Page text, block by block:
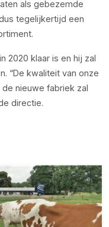
als gebezemde
tegelijkertijd een
2020 klaar is en hij zal
“De kwaliteit van onze
nieuwe fabriek zal
directie.